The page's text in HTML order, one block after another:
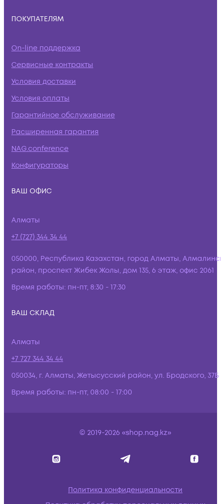
ПОКУПАТЕЛЯМ
On-line поддержка
Сервисные контракты
Условия доставки
Условия оплаты
Гарантийное обслуживание
Расширенная гарантия
NAG.conference
Конфигураторы
ВАШ ОФИС
Алматы
+7 (727) 344 34 44
050000, Республика Казахстан, город Алматы,
район, проспект Жибек Жолы, дом 135, 6 этаж, офис 2061
Время работы: пн-пт, 8:30 - 17:30
ВАШ СКЛАД
Алматы
+7 727 344 34 44
050034, г. Алматы, Жетысусский район, ул. Бродского, 37Б
Время работы: пн-пт, 08:00 - 17:00
© 2019-2026 «shop.nag.kz»
Политика конфиденциальности